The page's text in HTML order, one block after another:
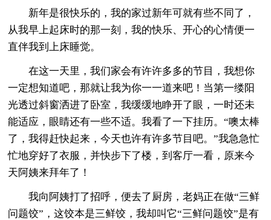
新年是很快乐的，我的家过新年可就有些不同了，
从我早上起床时的那一刻，我的快乐、开心的心情便一
直伴我到上床睡觉。
在这一天里，我们家会有许许多多的节目，我想你
一定想知道吧，那就让我为你一一道来吧！当第一缕阳
光透过斜窗洒进了卧室，我缓缓地睁开了眼，一时还未
能适应，眼睛还有一些不适。我看了一下挂历。“噢太棒
了，我得赶快起来，今天也许有许多节目吧。”我急急忙
忙地穿好了衣服，并快步下了楼，到客厅一看，原来今
天阿姨来拜年了！
我向阿姨打了招呼，便去了厨房，老妈正在做“三鲜
问题饺”，这饺本是三鲜饺，我却叫它“三鲜问题饺”是有